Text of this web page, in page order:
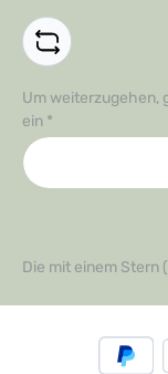
Um weiterzugehen,
ein *
Die mit einem Stern